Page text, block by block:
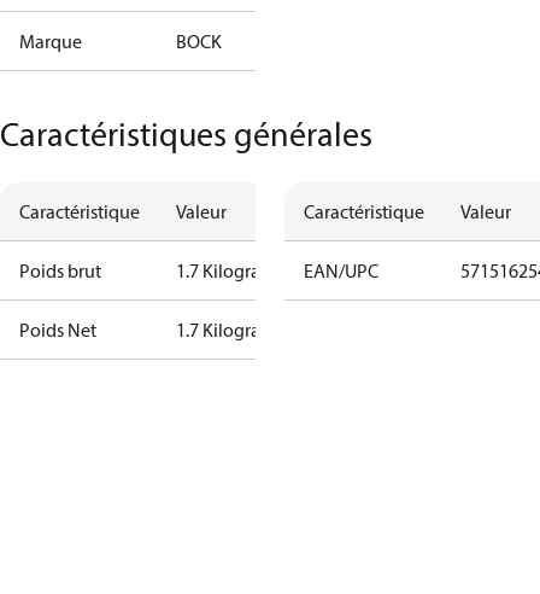
Marque BOCK
Caractéristiques générales
Caractéristique Valeur
Poids brut 1.7 Kilogram
Poids Net 1.7 Kilogram
Caractéristique Valeur
EAN/UPC